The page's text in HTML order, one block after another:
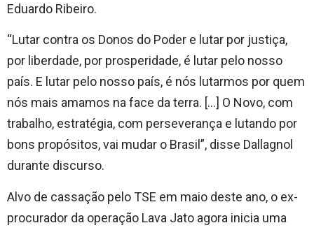
Eduardo Ribeiro.
“Lutar contra os Donos do Poder e lutar por justiça,
por liberdade, por prosperidade, é lutar pelo nosso
país. E lutar pelo nosso país, é nós lutarmos por quem
nós mais amamos na face da terra. […] O Novo, com
trabalho, estratégia, com perseverança e lutando por
bons propósitos, vai mudar o Brasil”, disse Dallagnol
durante discurso.
Alvo de cassação pelo TSE em maio deste ano, o ex-
procurador da operação Lava Jato agora inicia uma